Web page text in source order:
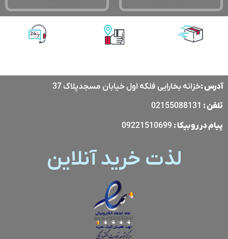
آدرس :خزانه بخارایی فلکه اول خیابان مسجدپلاک 37
تلفن :
پیام در روبیکا:
لذت خرید آنلاین